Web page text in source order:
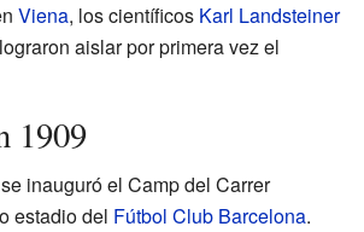
Viena, los científicos Karl Landsteiner
aislar por primera vez el
1909
inauguró el Camp del Carrer
estadio del Fútbol Club Barcelona.